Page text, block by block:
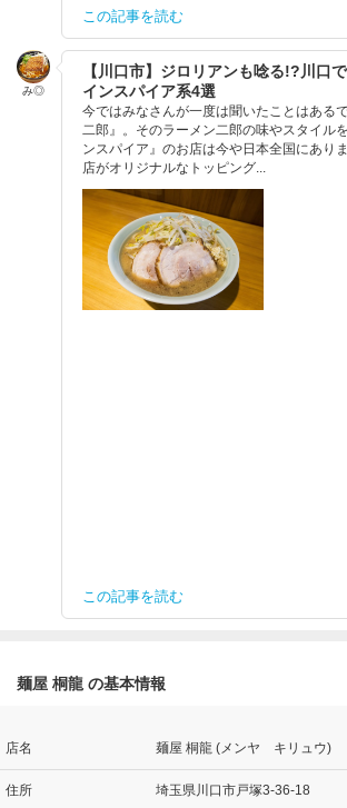
この記事を読む
み◎
【川口市】ジロリアンも唸る!?川口
インスパイア系4選
今ではみなさんが一度は聞いたことはある
二郎』。そのラーメン二郎の味やスタイル
ンスパイア』のお店は今や日本全国にあり
店がオリジナルなトッピング...
この記事を読む
麺屋 桐龍 の基本情報
店名 麺屋 桐龍 (メンヤ キリュウ)
住所 埼玉県川口市戸塚3-36-18